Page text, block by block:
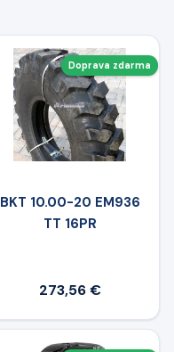
Doprava zdarma
BKT 10.00-20 EM936
TT 16PR
273,56 €